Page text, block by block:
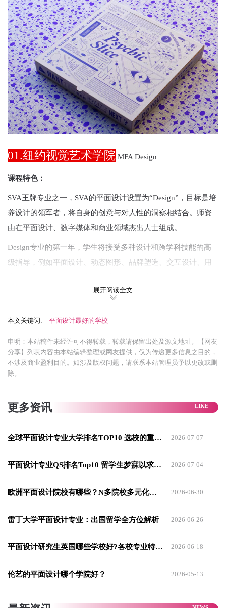
01.纽约视觉艺术学院 MFA Design
课程特色：
SVA王牌专业之一，SVA的平面设计设置为“Design”，目标是培
养设计的领军者，将自身的创意与对人性的洞察相结合。师资
由在平面设计、数字媒体和商业领域杰出人士组成。
Design专业的第一年，学生将接受多种设计和跨学科技能的高
级指导，例如平面设计、动态图形、品牌塑造、交互设计、用
个可行的产品、活动或应用程序。并向客座专家小组进行展
进行推广。
这一课程特色是与商业的高度结合，并提供行业人脉网络，让
学生能够创造属于自己的作品，对其进行品牌打造.
课程特色：
展开阅读全文
本文关键词: 平面设计最好的学校
申明：本站稿件未经许可不得转载，转载请保留出处及源文地址。【网友
分享】列表内容由本站编辑整理或网友提供，仅为传递更多信息之目的，
不涉及商业盈利目的。如涉及版权问题，请联系本站管理员予以更改或删
除。
更多资讯
全球平面设计专业大学排名TOP10 选校的重量级参考 2026-07-07
平面设计专业QS排名Top10 留学生梦寐以求的学术殿堂 2026-07-04
欧洲平面设计院校有哪些？N多院校多元化选择 2026-06-30
雷丁大学平面设计专业：出国留学全方位解析 2026-06-26
平面设计研究生英国哪些学校好?各校专业特色全面梳理 2026-06-18
伦艺的平面设计哪个学院好？ 2026-05-13